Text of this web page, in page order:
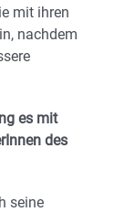
mit ihren
nachdem
es mit
des
seine